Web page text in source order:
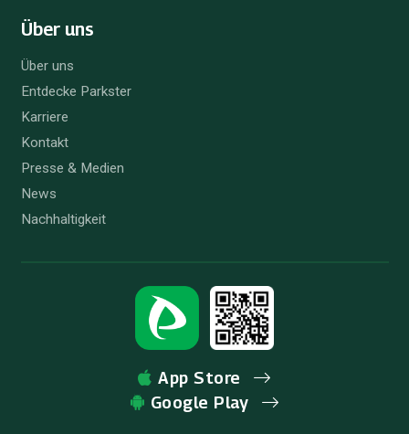
Über uns
Über uns
Entdecke Parkster
Karriere
Kontakt
Presse & Medien
News
Nachhaltigkeit
App Store
Google Play